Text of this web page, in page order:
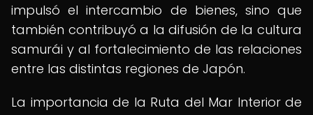
impulsó el intercambio de bienes, sino que
también contribuyó a la difusión de la cultura
samurái y al fortalecimiento de las relaciones
entre las distintas regiones de Japón.
La importancia de la Ruta del Mar Interior de